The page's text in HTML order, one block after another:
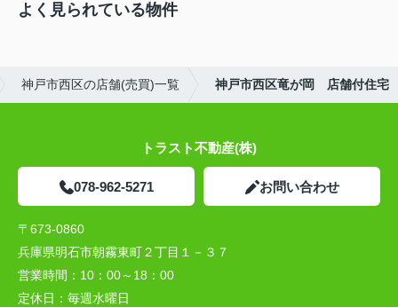
よく見られている物件
神戸市西区の店舗(売買)一覧 神戸市西区竜が岡 店舗付住宅
トラスト不動産(株)
078-962-5271 お問い合わせ
〒673-0860
兵庫県明石市朝霧東町２丁目１－３７
営業時間： 10：00～18：00
定休日： 毎週水曜日